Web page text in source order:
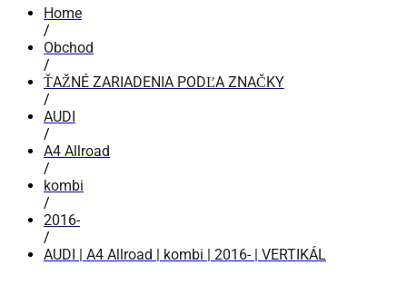
Home
/
Obchod
/
ŤAŽNÉ ZARIADENIA PODĽA ZNAČKY
/
AUDI
/
A4 Allroad
/
kombi
/
2016-
/
AUDI | A4 Allroad | kombi | 2016- | VERTIKÁL